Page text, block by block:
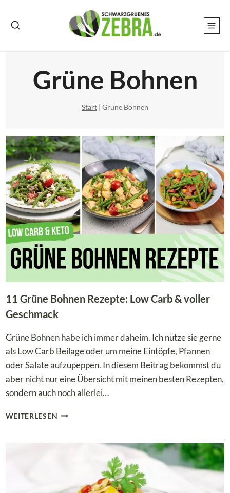
Inhalt
Grüne Bohnen
Start | Grüne Bohnen
11 Grüne Bohnen Rezepte: Low Carb & voller
Geschmack
Grüne Bohnen habe ich immer daheim. Ich nutze sie gerne
als Low Carb Beilage oder um meine Eintöpfe, Pfannen
oder Salate aufzupeppen. In diesem Beitrag bekommst du
aber nicht nur eine Übersicht mit meinen besten Rezepten,
sondern auch noch allerlei…
WEITERLESEN
VOLLER